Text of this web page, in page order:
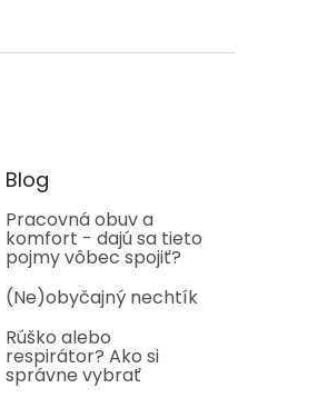
Blog
Pracovná obuv a
komfort - dajú sa tieto
pojmy vôbec spojiť?
(Ne)obyčajný nechtík
Rúško alebo
respirátor? Ako si
správne vybrať